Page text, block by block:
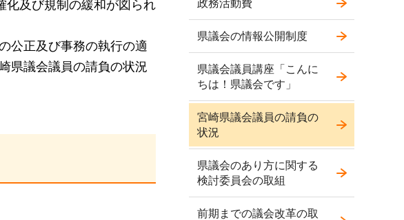
化及び規制の緩和が図られ
公正及び事務の執行の適
県議会議員の請負の状況
政務活動費
県議会の情報公開制度
県議会議員講座「こんに
ちは！県議会です」
宮崎県議会議員の請負の
状況
県議会のあり方に関する
検討委員会の取組
前期までの議会改革の取